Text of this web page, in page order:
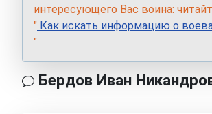
интересующего Вас воина:
" Как искать информацию о
"
Бердов Иван